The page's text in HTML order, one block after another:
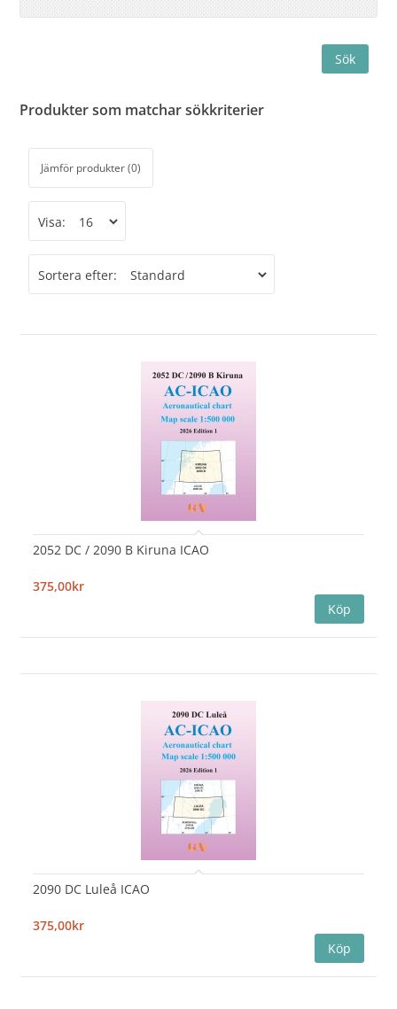
Produkter som matchar sökkriterier
Jämför produkter (0)
Visa:
Sortera efter:
2052 DC / 2090 B Kiruna ICAO
375,00kr
2090 DC Luleå ICAO
375,00kr